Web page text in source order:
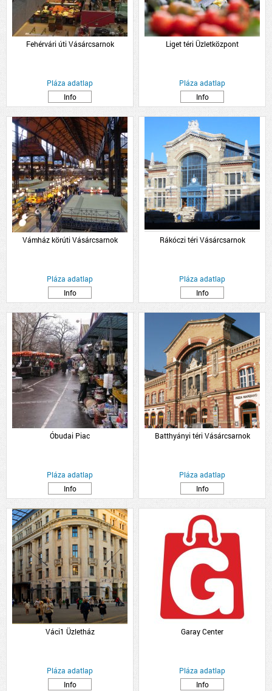
Fehérvári úti Vásárcsarnok
Pláza adatlap
Info
Liget téri Üzletközpont
Pláza adatlap
Info
Vámház körúti Vásárcsarnok
Pláza adatlap
Info
Rákóczi téri Vásárcsarnok
Pláza adatlap
Info
Óbudai Piac
Pláza adatlap
Info
Batthyányi téri Vásárcsarnok
Pláza adatlap
Info
Váci1 Üzletház
Pláza adatlap
Info
Garay Center
Pláza adatlap
Info